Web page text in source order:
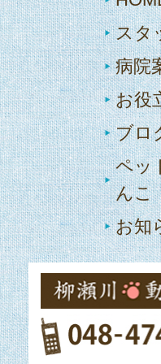
スタ
病院
お役
ブロ
ペッ
んこ
お知